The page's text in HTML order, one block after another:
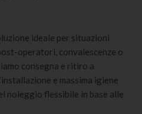
ideale per situazioni
operatori, convalescenze o
consegna e ritiro a
e massima igiene
noleggio flessibile in base alle